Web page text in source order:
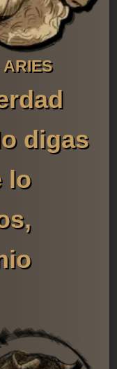
ARIES
digas
lo